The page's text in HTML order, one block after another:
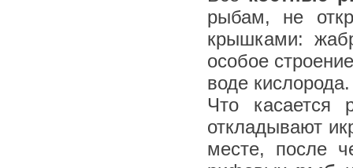
рыбам, не
крышками:
особое
воде кислорода.
Что касается
откладывают
месте, после